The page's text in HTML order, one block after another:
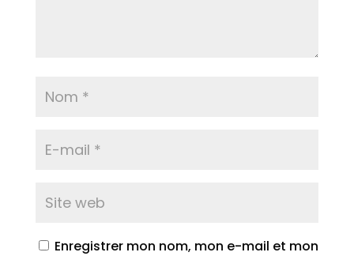
Enregistrer mon nom, mon e-mail et mon